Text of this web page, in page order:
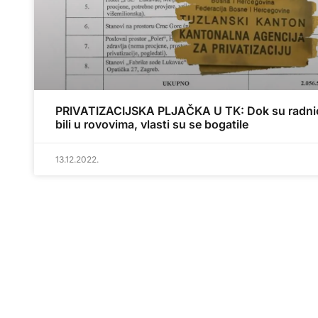
PRIVATIZACIJSKA PLJAČKA U TK: Dok su
bili u rovovima, vlasti su se bogatile
13.12.2022.